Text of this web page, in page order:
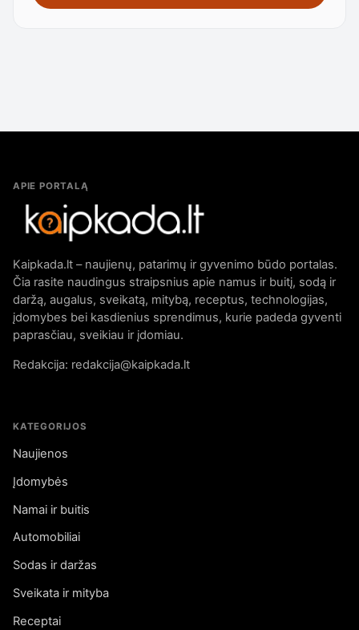
APIE PORTALĄ
Kaipkada.lt – naujienų, patarimų ir gyvenimo būdo portalas.
Čia rasite naudingus straipsnius apie namus ir buitį, sodą ir
daržą, augalus, sveikatą, mitybą, receptus, technologijas,
įdomybes bei kasdienius sprendimus, kurie padeda gyventi
paprasčiau, sveikiau ir įdomiau.
Redakcija: redakcija@kaipkada.lt
KATEGORIJOS
Naujienos
Įdomybės
Namai ir buitis
Automobiliai
Sodas ir daržas
Sveikata ir mityba
Receptai